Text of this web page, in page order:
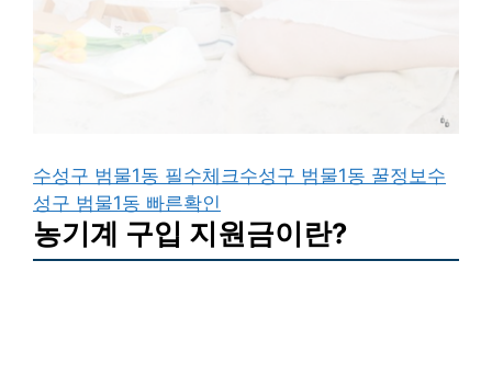
수성구 범물1동 필수체크수성구 범물1동 꿀정보 수
성구 범물1동 빠른확인
농기계 구입 지원금이란?